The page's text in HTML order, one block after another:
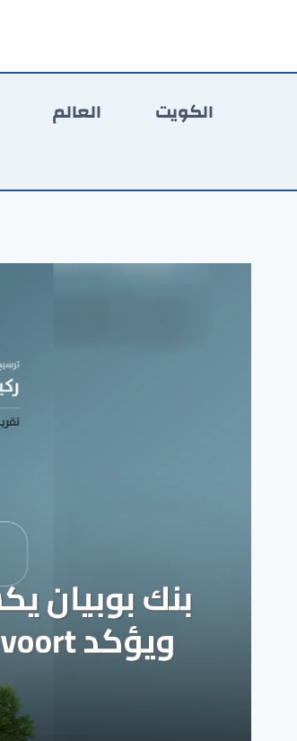
المحتوى
الكويت العالم